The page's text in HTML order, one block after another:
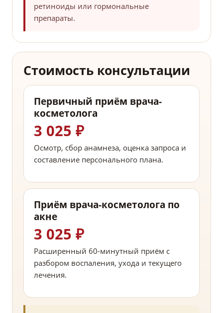
ретиноиды или гормональные
препараты.
Стоимость консультации
Первичный приём врача-
косметолога
3 025 ₽
Осмотр, сбор анамнеза, оценка запроса и
составление персонального плана.
Приём врача-косметолога по
акне
3 025 ₽
Расширенный 60-минутный приём с
разбором воспаления, ухода и текущего
лечения.